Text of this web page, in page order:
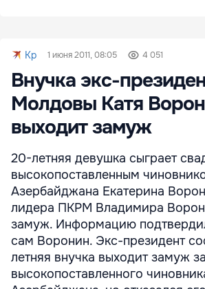
Kp 1 июня 2011, 08:05 4 051
Внучка экс-
Молдовы Катя
выходит замуж
20-летняя девушка сыграет
высокопоставленным
Азербайджана Екатерина
лидера ПКРМ Владимира
замуж. Информацию
сам Воронин. Экс-президент
летняя внучка выходит замуж за
высокопоставленного